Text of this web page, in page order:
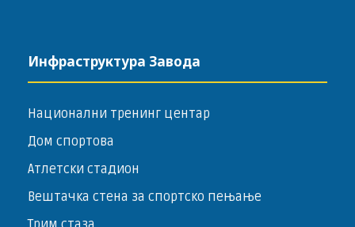
Инфраструктура Завода
Национални тренинг центар
Дом спортова
Атлетски стадион
Вештачка стена за спортско пењање